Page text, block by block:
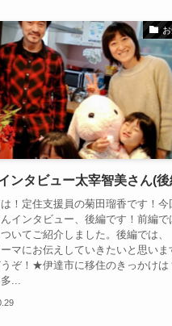
ンタビュー太宰智美さん(後
は！定住支援員の菊田瑠香です！今
インタビュー、後編です！前編で
いてご紹介しました。後編では、
マにお伝えしていきたいと思いま
ぞ！★伊達市に移住のきっかけは
...